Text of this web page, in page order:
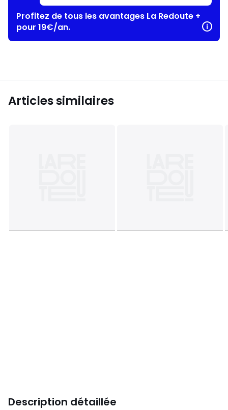
Profitez de tous les avantages La Redoute +
pour 19€/an.
Articles similaires
Description détaillée